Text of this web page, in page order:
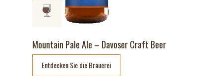
Mountain Pale Ale – Davoser Craft Beer
Entdecken Sie die Brauerei